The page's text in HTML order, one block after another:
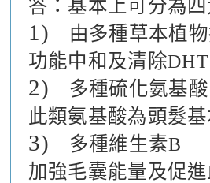
答：基本上可分為
1)
由多種草本植
功能中和及清除DHT
2)
多種硫化氨基酸
此類氨基酸為頭髮
3) 多種維生素B
加強毛囊能量及促